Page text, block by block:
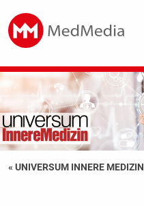
« UNIVERSUM INNERE MEDIZIN